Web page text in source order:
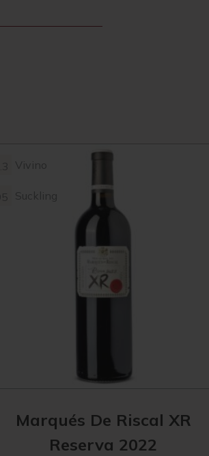
Vivino
Suckling
Marqués De Riscal XR
Reserva 2022